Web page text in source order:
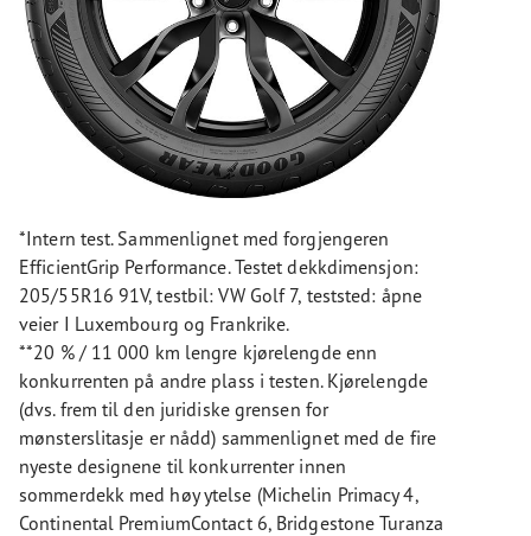
*Intern test. Sammenlignet med forgjengeren
EfficientGrip Performance. Testet dekkdimensjon:
205/55R16 91V, testbil: VW Golf 7, teststed: åpne
veier I Luxembourg og Frankrike.
**20 % / 11 000 km lengre kjørelengde enn
konkurrenten på andre plass i testen. Kjørelengde
(dvs. frem til den juridiske grensen for
mønsterslitasje er nådd) sammenlignet med de fire
nyeste designene til konkurrenter innen
sommerdekk med høy ytelse (Michelin Primacy 4,
Continental PremiumContact 6, Bridgestone Turanza